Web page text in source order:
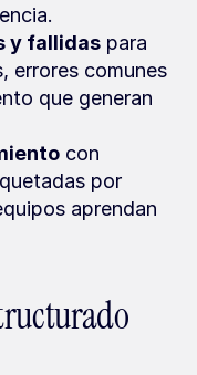
y fallidas para
errores comunes
que generan
con
por
aprendan